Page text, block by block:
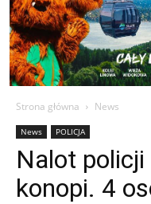
Strona główna News
News POLICJA
Nalot
konopi. 4